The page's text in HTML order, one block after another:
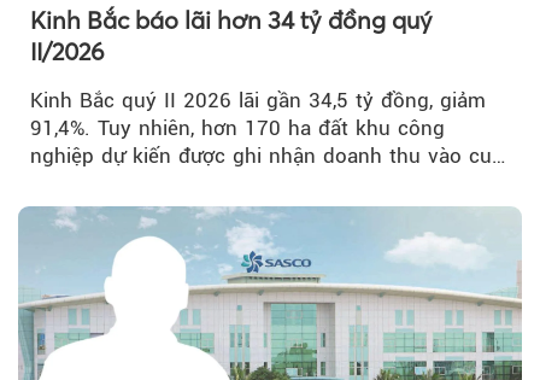
Kinh Bắc báo lãi hơn 34 tỷ đồng quý
II/2026
Kinh Bắc quý II 2026 lãi gần 34,5 tỷ đồng, giảm
91,4%. Tuy nhiên, hơn 170 ha đất khu công
nghiệp dự kiến được ghi nhận doanh thu vào cuối